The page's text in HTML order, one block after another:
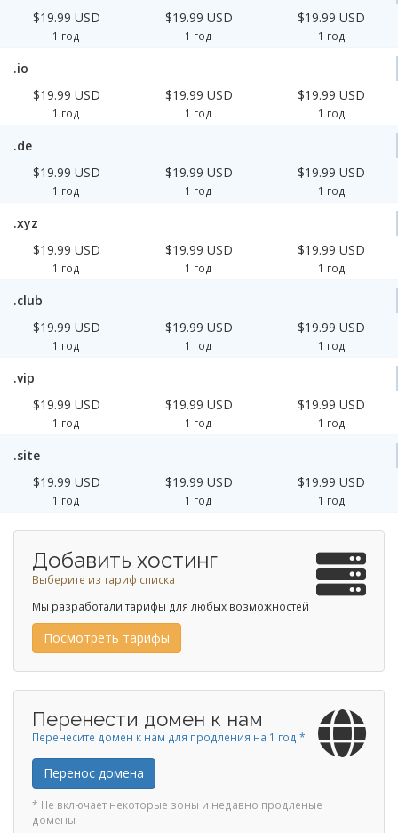
$19.99 USD
1 год
$19.99 USD
1 год
$19.99 USD
1 год
.io
$19.99 USD
1 год
$19.99 USD
1 год
$19.99 USD
1 год
.de
$19.99 USD
1 год
$19.99 USD
1 год
$19.99 USD
1 год
.xyz
$19.99 USD
1 год
$19.99 USD
1 год
$19.99 USD
1 год
.club
$19.99 USD
1 год
$19.99 USD
1 год
$19.99 USD
1 год
.vip
$19.99 USD
1 год
$19.99 USD
1 год
$19.99 USD
1 год
.site
$19.99 USD
1 год
$19.99 USD
1 год
$19.99 USD
1 год
Добавить хостинг
Выберите из тариф списка
Мы разработали тарифы для любых возможностей
Посмотреть тарифы
Перенести домен к нам
Перенесите домен к нам для продления на 1 год!*
Перенос домена
* Не включает некоторые зоны и недавно продленые
домены